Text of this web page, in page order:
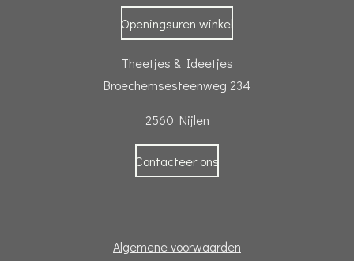
Openingsuren winkel
Theetjes & Ideetjes
Broechemsesteenweg 234
2560 Nijlen
Contacteer ons
Algemene voorwaarden